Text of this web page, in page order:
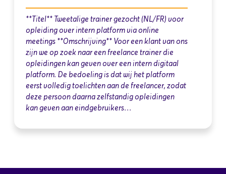
**Titel** Tweetalige trainer gezocht (NL/FR) voor
opleiding over intern platform via online
meetings **Omschrijving** Voor een klant van ons
zijn we op zoek naar een freelance trainer die
opleidingen kan geven over een intern digitaal
platform. De bedoeling is dat wij het platform
eerst volledig toelichten aan de freelancer, zodat
deze persoon daarna zelfstandig opleidingen
kan geven aan eindgebruikers…